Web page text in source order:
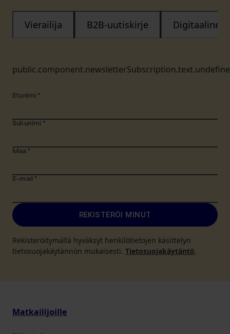
Vierailija B2B-uutiskirje Digitaalinen
Etunimi *
Sukunimi *
Maa *
E-mail *
REKISTERÖI MINUT
Rekisteröitymällä hyväksyt henkilötietojen käsittelyn
tietosuojakäytännön mukaisesti. Tietosuojakäytäntö.
Matkailijoille